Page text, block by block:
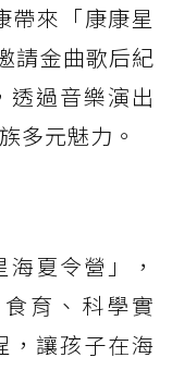
帶來「康康星
請金曲歌后紀
透過音樂演出
多元魅力。
夏令營」，
育、科學實
，讓孩子在海